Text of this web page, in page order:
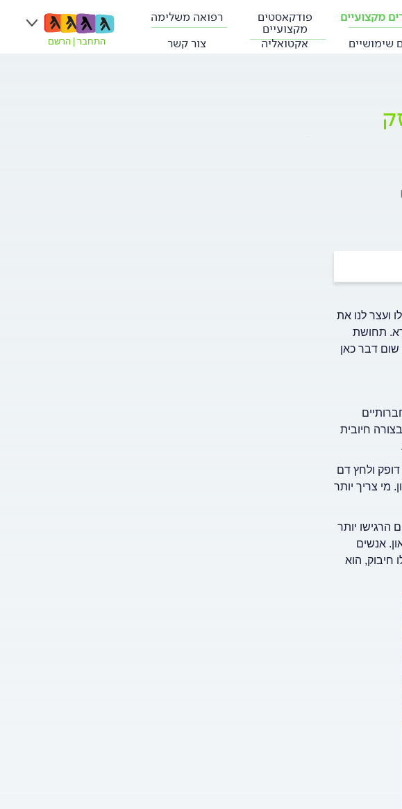
מקצועיים פודקאסטים
מקצועיים
רפואה משלימה
שימושיים אקטואליה צור קשר התחבר הרשם
ועצר לנו את
תחושת
שום דבר כאן
חיובית
ולחץ דם
מי צריך יותר
הרגישו יותר
אנשים
חיבוק, הוא